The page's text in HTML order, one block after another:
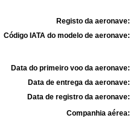
Registo da aeronave:
Código IATA do modelo de aeronave:
Data do primeiro voo da aeronave:
Data de entrega da aeronave:
Data de registro da aeronave:
Companhia aérea: